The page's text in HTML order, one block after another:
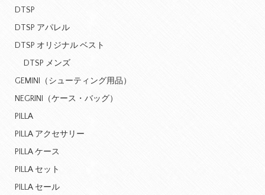
DTSP
DTSP アパレル
DTSP オリジナル ベスト
DTSP メンズ
GEMINI（シューティング用品）
NEGRINI（ケース・バッグ）
PILLA
PILLA アクセサリー
PILLA ケース
PILLA セット
PILLA セール